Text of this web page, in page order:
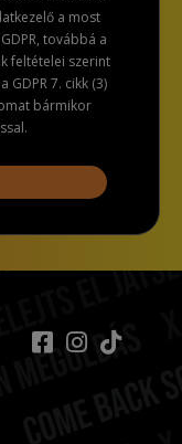
a most
továbbá a
feltételei szerint
GDPR 7. cikk (3)
bármikor